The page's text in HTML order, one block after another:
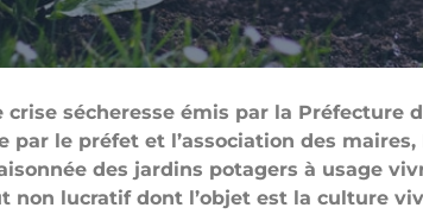
crise sécheresse émis par la
par le préfet et l’association des
des jardins potagers à usage
non lucratif dont l’objet est la culture